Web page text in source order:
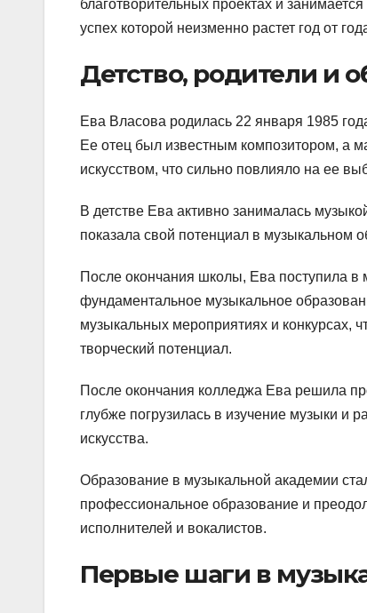
благотворительных проектах и
успех которой неизменно растет год от
Детство, родители и
Ева Власова родилась 22 января 1985
Ее отец был известным композитором, а
искусством, что сильно повлияло на ее
В детстве Ева активно занималась
показала свой потенциал в музыкальном
После окончания школы, Ева поступила в
фундаментальное музыкальное
музыкальных мероприятиях и конкурсах,
творческий потенциал.
После окончания колледжа Ева решила
глубже погрузилась в изучение музыки и
искусства.
Образование в музыкальной академии
профессиональное образование и
исполнителей и вокалистов.
Первые шаги в